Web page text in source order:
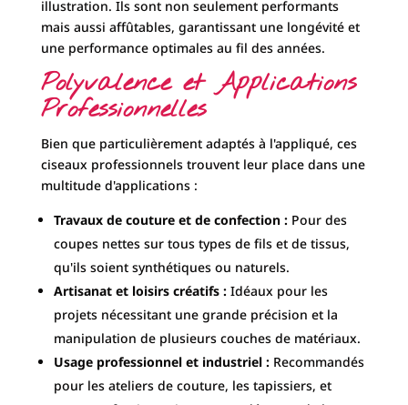
illustration. Ils sont non seulement performants
mais aussi affûtables, garantissant une longévité et
une performance optimales au fil des années.
Polyvalence et Applications
Professionnelles
Bien que particulièrement adaptés à l'appliqué, ces
ciseaux professionnels trouvent leur place dans une
multitude d'applications :
Travaux de couture et de confection :Pour des
coupes nettes sur tous types de fils et de tissus,
qu'ils soient synthétiques ou naturels.
Artisanat et loisirs créatifs :Idéaux pour les
projets nécessitant une grande précision et la
manipulation de plusieurs couches de matériaux.
Usage professionnel et industriel :Recommandés
pour les ateliers de couture, les tapissiers, et